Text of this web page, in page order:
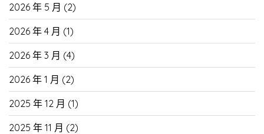
2026 年 5 月 (2)
2026 年 4 月 (1)
2026 年 3 月 (4)
2026 年 1 月 (2)
2025 年 12 月 (1)
2025 年 11 月 (2)